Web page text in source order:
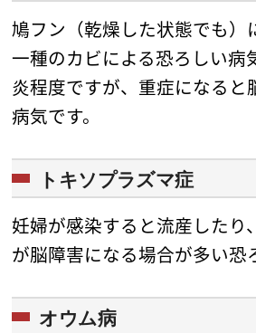
鳩フン（乾燥した状態でも）
一種のカビによる恐ろしい病
炎程度ですが、重症になると
病気です。
トキソプラズマ症
妊婦が感染すると流産したり
が脳障害になる場合が多い恐
オウム病